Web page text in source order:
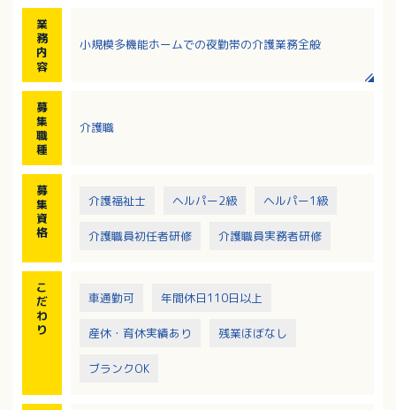
業
務
内
容
小規模多機能ホームでの夜勤帯の介護業務全般
募
集
職
種
介護職
募
集
資
格
介護福祉士 ヘルパー2級 ヘルパー1級
介護職員初任者研修 介護職員実務者研修
こ
だ
わ
り
車通勤可 年間休日110日以上
産休・育休実績あり 残業ほぼなし
ブランクOK